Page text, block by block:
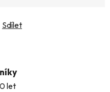
Sdílet
let